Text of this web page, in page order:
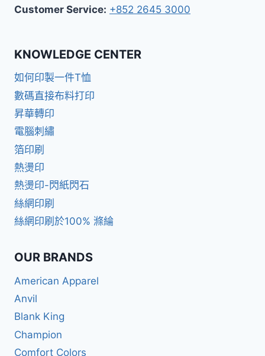
Customer Service: +852 2645 3000
KNOWLEDGE CENTER
如何印製一件T恤
數碼直接布料打印
昇華轉印
電腦刺繡
箔印刷
熱燙印
熱燙印-閃紙閃石
絲網印刷
絲網印刷於100% 滌綸
OUR BRANDS
American Apparel
Anvil
Blank King
Champion
Comfort Colors